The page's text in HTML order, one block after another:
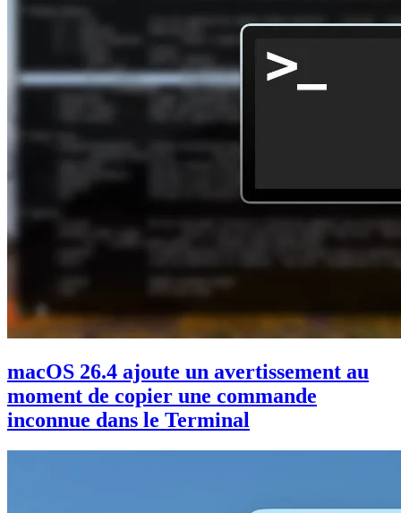
macOS 26.4 ajoute un avertissement au
moment de copier une commande
inconnue dans le Terminal